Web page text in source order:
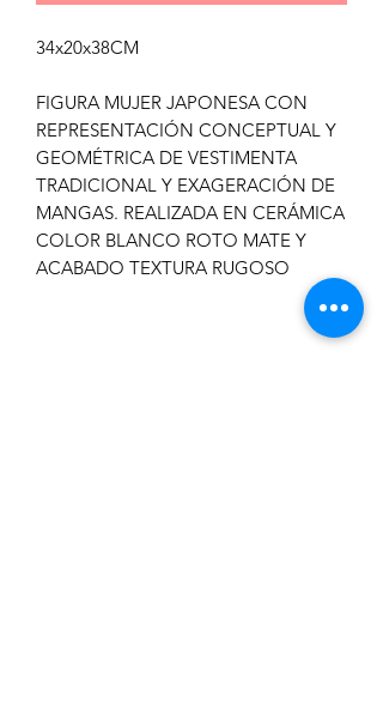
34x20x38CM
FIGURA MUJER JAPONESA CON
REPRESENTACIÓN CONCEPTUAL Y
GEOMÉTRICA DE VESTIMENTA
TRADICIONAL Y EXAGERACIÓN DE
MANGAS. REALIZADA EN CERÁMICA
COLOR BLANCO ROTO MATE Y
ACABADO TEXTURA RUGOSO